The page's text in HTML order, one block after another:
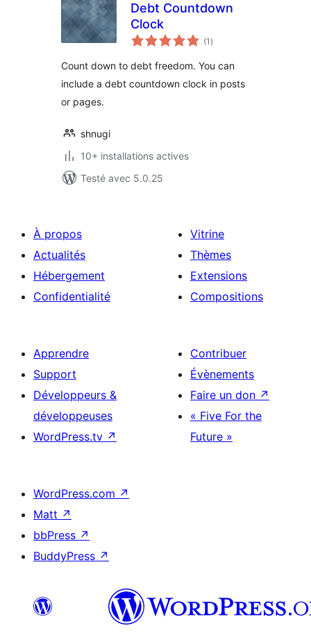
Debt Countdown
Clock
(1 notes
en
)
Count down to debt freedom. You can
include a debt countdown clock in posts
or pages.
shnugi
10+ installations actives
Testé avec 5.0.25
À propos
Actualités
Hébergement
Confidentialité
Vitrine
Thèmes
Extensions
Compositions
Apprendre
Support
Développeurs &
développeuses
WordPress.tv ↗
Contribuer
Évènements
Faire un don ↗
« Five For the
Future »
WordPress.com ↗
Matt ↗
bbPress ↗
BuddyPress ↗